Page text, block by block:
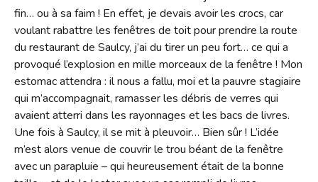
fin… ou à sa faim ! En effet, je devais avoir les crocs, car
voulant rabattre les fenêtres de toit pour prendre la route
du restaurant de Saulcy, j’ai du tirer un peu fort… ce qui a
provoqué l’explosion en mille morceaux de la fenêtre ! Mon
estomac attendra : il nous a fallu, moi et la pauvre stagiaire
qui m’accompagnait, ramasser les débris de verres qui
avaient atterri dans les rayonnages et les bacs de livres.
Une fois à Saulcy, il se mit à pleuvoir… Bien sûr ! L’idée
m’est alors venue de couvrir le trou béant de la fenêtre
avec un parapluie – qui heureusement était de la bonne